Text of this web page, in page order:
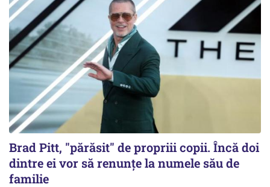
Brad Pitt, "părăsit" de propriii copii. Încă doi
dintre ei vor să renunțe la numele său de
familie